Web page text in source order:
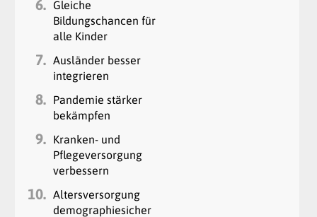
6.
Gleiche
Bildungschancen für
alle Kinder
7. Ausländer besser
integrieren
8.
Pandemie stärker
bekämpfen
9.
Kranken- und
Pflegeversorgung
verbessern
10. Altersversorgung
demographiesicher